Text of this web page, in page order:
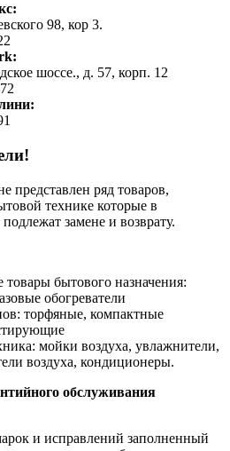
98, кор 3.
шоссе., д. 57, корп. 12
представлен ряд товаров,
технике которые в
замене и возврату.
бытового назначения:
обогреватели
торфяные, компактные
мойки воздуха, увлажнители,
воздуха, кондиционеры.
обслуживания
и исправлений заполненный